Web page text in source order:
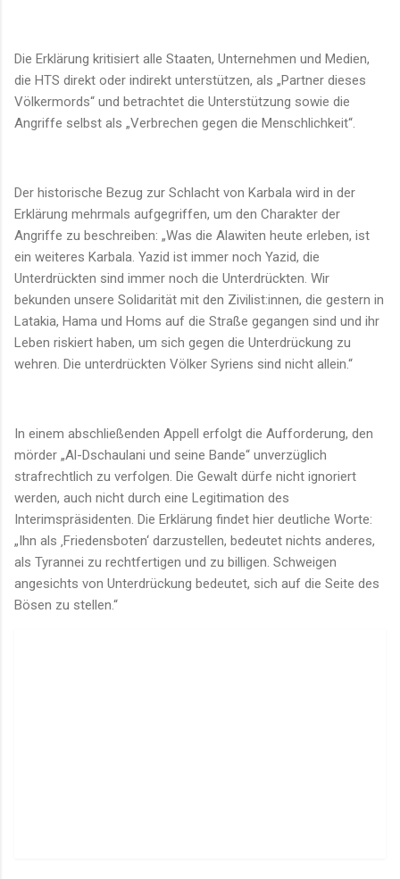
Die Erklärung kritisiert alle Staaten, Unternehmen und Medien,
die HTS direkt oder indirekt unterstützen, als „Partner dieses
Völkermords“ und betrachtet die Unterstützung sowie die
Angriffe selbst als „Verbrechen gegen die Menschlichkeit“.
Der historische Bezug zur Schlacht von Karbala wird in der
Erklärung mehrmals aufgegriffen, um den Charakter der
Angriffe zu beschreiben: „Was die Alawiten heute erleben, ist
ein weiteres Karbala. Yazid ist immer noch Yazid, die
Unterdrückten sind immer noch die Unterdrückten. Wir
bekunden unsere Solidarität mit den Zivilist:innen, die gestern in
Latakia, Hama und Homs auf die Straße gegangen sind und ihr
Leben riskiert haben, um sich gegen die Unterdrückung zu
wehren. Die unterdrückten Völker Syriens sind nicht allein.“
In einem abschließenden Appell erfolgt die Aufforderung, den
mörder „Al-Dschaulani und seine Bande“ unverzüglich
strafrechtlich zu verfolgen. Die Gewalt dürfe nicht ignoriert
werden, auch nicht durch eine Legitimation des
Interimspräsidenten. Die Erklärung findet hier deutliche Worte:
„Ihn als ‚Friedensboten‘ darzustellen, bedeutet nichts anderes,
als Tyrannei zu rechtfertigen und zu billigen. Schweigen
angesichts von Unterdrückung bedeutet, sich auf die Seite des
Bösen zu stellen.“